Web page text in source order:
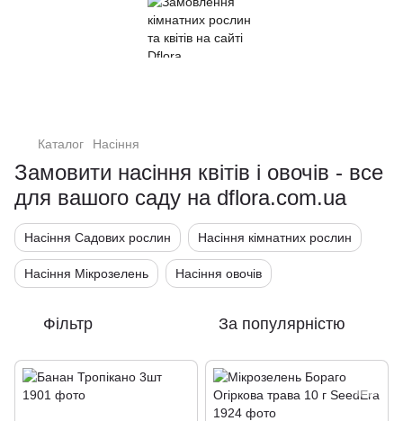
Кімнатні рослини та квіти
Каталог Насіння
Замовити насіння квітів і овочів - все
для вашого саду на dflora.com.ua
Насіння Садових рослин Насіння кімнатних рослин
Насіння Мікрозелень Насіння овочів
Фільтр За популярністю